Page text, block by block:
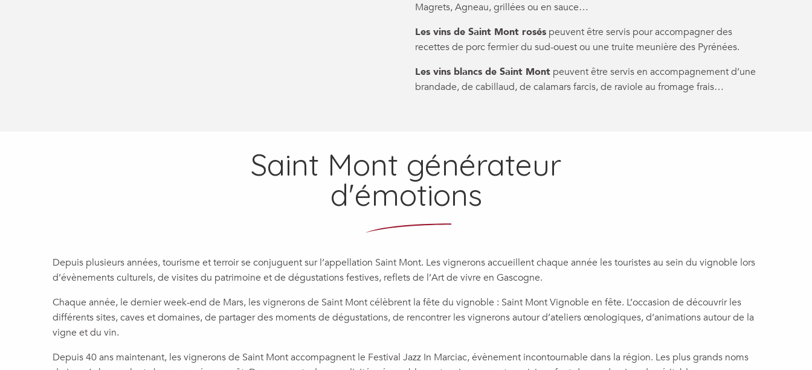
Magrets, Agneau, grillées ou en sauce…
Les vins de Saint Mont rosés peuvent être servis pour accompagner des
recettes de porc fermier du sud-ouest ou une truite meunière des Pyrénées.
Les vins blancs de Saint Mont peuvent être servis en accompagnement d’une
brandade, de cabillaud, de calamars farcis, de raviole au fromage frais…
Saint Mont générateur
d'émotions
Depuis plusieurs années, tourisme et terroir se conjuguent sur l’appellation Saint Mont. Les vignerons accueillent chaque année les touristes au sein du vignoble lors
d’évènements culturels, de visites du patrimoine et de dégustations festives, reflets de l’Art de vivre en Gascogne.
Chaque année, le dernier week-end de Mars, les vignerons de Saint Mont célèbrent la fête du vignoble : Saint Mont Vignoble en fête. L’occasion de découvrir les
différents sites, caves et domaines, de partager des moments de dégustations, de rencontrer les vignerons autour d’ateliers œnologiques, d’animations autour de la
vigne et du vin.
Depuis 40 ans maintenant, les vignerons de Saint Mont accompagnent le Festival Jazz In Marciac, évènement incontournable dans la région. Les plus grands noms